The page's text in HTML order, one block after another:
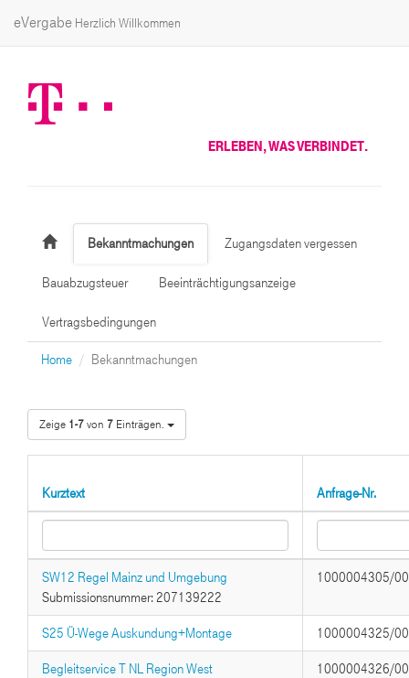
eVergabe Herzlich Willkommen
ERLEBEN, WAS VERBINDET.
Bekanntmachungen Zugangsdaten vergessen
Bauabzugsteuer Beeinträchtigungsanzeige
Vertragsbedingungen
Home Bekanntmachungen
Zeige 1-7von 7 Einträgen.
Kurztext Anfrage-Nr.
SW12 Regel Mainz und Umgebung
Submissionsnummer: 207139222
1000004305/
S25 Ü-Wege Auskundung+Montage 1000004325/
Begleitservice T NL Region West
1000004326/